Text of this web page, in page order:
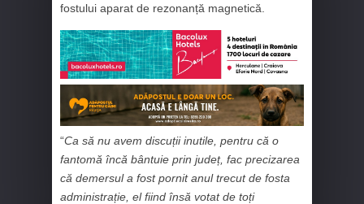
fostului aparat de rezonanță magnetică.
“Ca să nu avem discuții inutile, pentru că o
fantomă încă bântuie prin județ, fac precizarea
că demersul a fost pornit anul trecut de fosta
administrație, el fiind însă votat de toți